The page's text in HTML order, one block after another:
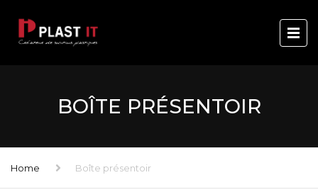
BOÎTE PRÉSENTOIR
Home Boîte présentoir